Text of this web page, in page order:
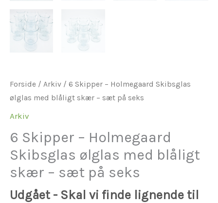
Forside / Arkiv / 6 Skipper – Holmegaard Skibsglas
ølglas med blåligt skær – sæt på seks
Arkiv
6 Skipper – Holmegaard
Skibsglas ølglas med blåligt
skær – sæt på seks
Udgået - Skal vi finde lignende til